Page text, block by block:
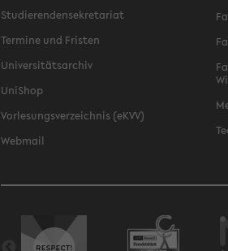
Studierendensekretariat
Termine und Fristen
Universitätsarchiv
UniShop
Vorlesungsverzeichnis (eKVV)
Webmail